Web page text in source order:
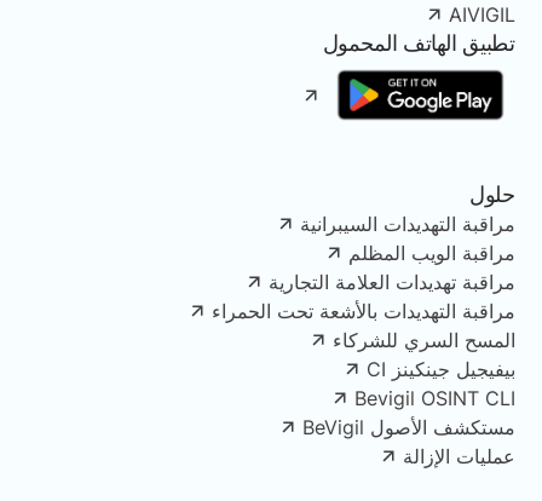
AIVIGIL
تطبيق الهاتف المحمول
حلول
مراقبة التهديدات السيبرانية
مراقبة الويب المظلم
مراقبة تهديدات العلامة التجارية
مراقبة التهديدات بالأشعة تحت الحمراء
المسح السري للشركاء
بيفيجيل جينكينز CI
Bevigil OSINT CLI
مستكشف الأصول BeVigil
عمليات الإزالة